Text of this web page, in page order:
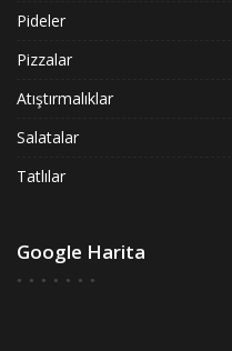
Pideler
Pizzalar
Atıştırmalıklar
Salatalar
Tatlılar
Google Harita